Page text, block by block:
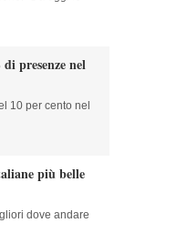
presenze nel
10 per cento nel
più belle
dove andare